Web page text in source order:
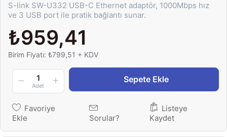
S-link SW-U332 USB-C Ethernet adaptör, 1000Mbps hız
ve 3 USB port ile pratik bağlantı sunar.
₺959,41
Birim Fiyatı: ₺799,51 + KDV
1
Adet
Sepete Ekle
Favoriye
Ekle
Sorular?
Listeye
Kaydet